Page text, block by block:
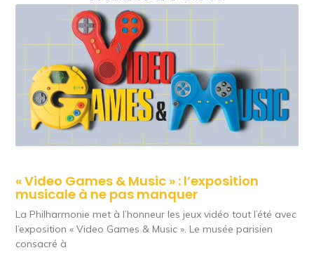
« Video Games & Music » : l’exposition
musicale à ne pas manquer
La Philharmonie met à l’honneur les jeux vidéo tout l’été avec
l’exposition « Video Games & Music ». Le musée parisien
consacré à